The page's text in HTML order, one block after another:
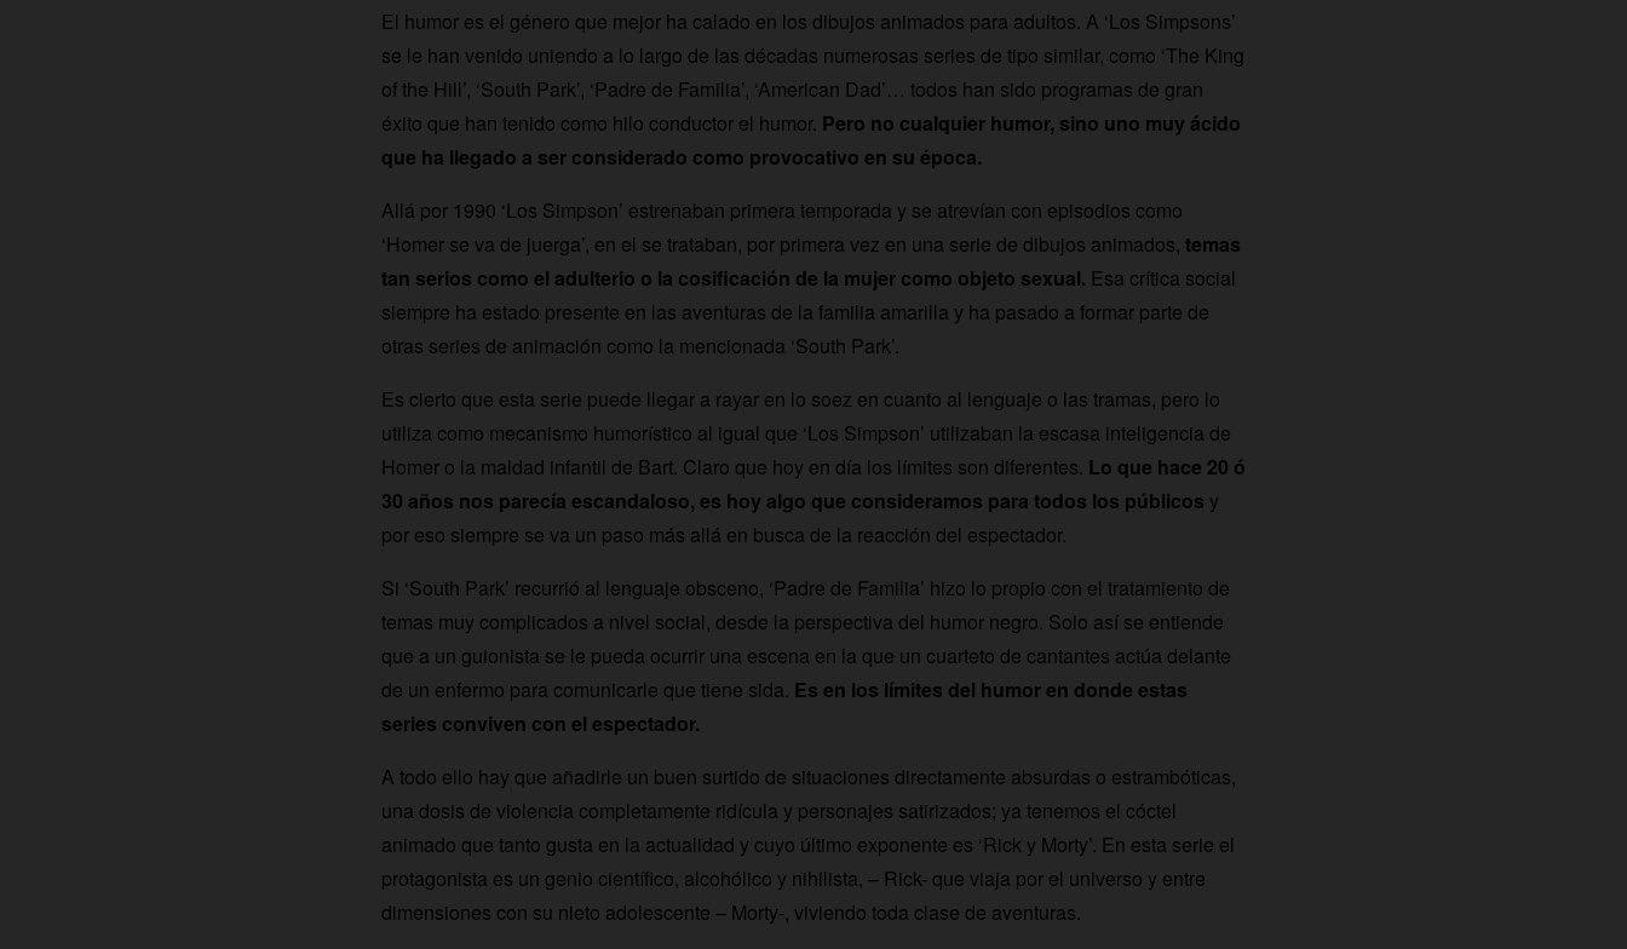
El humor es el género que mejor ha calado en los dibujos animados para adultos. A ‘Los Simpsons’
se le han venido uniendo a lo largo de las décadas numerosas series de tipo similar, como ‘The King
of the Hill’, ‘South Park’, ‘Padre de Familia’, ‘American Dad’… todos han sido programas de gran
éxito que han tenido como hilo conductor el humor. Pero no cualquier humor, sino uno muy ácido
que ha llegado a ser considerado como provocativo en su época.
Allá por 1990 ‘Los Simpson’ estrenaban primera temporada y se atrevían con episodios como
‘Homer se va de juerga’, en el se trataban, por primera vez en una serie de dibujos animados, temas
tan serios como el adulterio o la cosificación de la mujer como objeto sexual. Esa crítica social
siempre ha estado presente en las aventuras de la familia amarilla y ha pasado a formar parte de
otras series de animación como la mencionada ‘South Park’.
Es cierto que esta serie puede llegar a rayar en lo soez en cuanto al lenguaje o las tramas, pero lo
utiliza como mecanismo humorístico al igual que ‘Los Simpson’ utilizaban la escasa inteligencia de
Homer o la maldad infantil de Bart. Claro que hoy en día los límites son diferentes. Lo que hace 20 ó
30 años nos parecía escandaloso, es hoy algo que consideramos para todos los públicos y
por eso siempre se va un paso más allá en busca de la reacción del espectador.
Si ‘South Park’ recurrió al lenguaje obsceno, ‘Padre de Familia’ hizo lo propio con el tratamiento de
temas muy complicados a nivel social, desde la perspectiva del humor negro. Solo así se entiende
que a un guionista se le pueda ocurrir una escena en la que un cuarteto de cantantes actúa delante
de un enfermo para comunicarle que tiene sida. Es en los límites del humor en donde estas
series conviven con el espectador.
A todo ello hay que añadirle un buen surtido de situaciones directamente absurdas o estrambóticas,
una dosis de violencia completamente ridícula y personajes satirizados; ya tenemos el cóctel
animado que tanto gusta en la actualidad y cuyo último exponente es ‘Rick y Morty’. En esta serie el
protagonista es un genio científico, alcohólico y nihilista, – Rick- que viaja por el universo y entre
dimensiones con su nieto adolescente – Morty-, viviendo toda clase de aventuras.